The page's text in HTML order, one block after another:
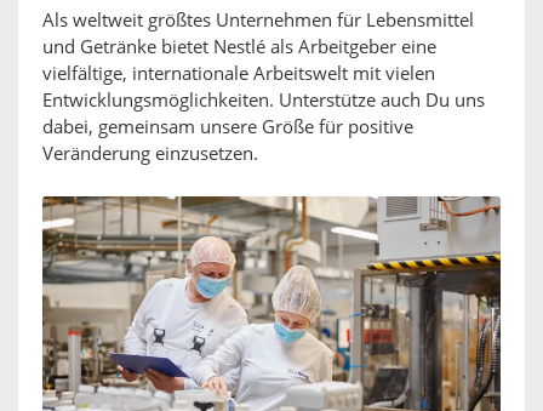
Als weltweit größtes Unternehmen für Lebensmittel
und Getränke bietet Nestlé als Arbeitgeber eine
vielfältige, internationale Arbeitswelt mit vielen
Entwicklungsmöglichkeiten. Unterstütze auch Du uns
dabei, gemeinsam unsere Größe für positive
Veränderung einzusetzen.